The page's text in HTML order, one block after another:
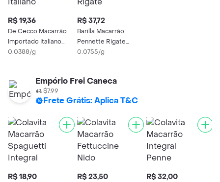
R$ 19,36
De Cecco Macarrão
Importado Italiano
Conch Rigatoni N126
0.0388/g
R$ 37,72
Barilla Macarrão
Pennette Rigate
Integrale
0.0755/g
Empório Frei Caneca
$7.99
Frete Grátis: Aplica T&C
R$ 18,90 R$ 23,50 R$ 32,00